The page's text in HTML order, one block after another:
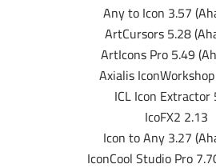
Any to Icon 3.57
ArtCursors 5.28
ArtIcons Pro 5.49
Axialis
ICL Icon Extractor
IcoFX2 2.13
Icon to Any 3.27
IconCool Studio Pro